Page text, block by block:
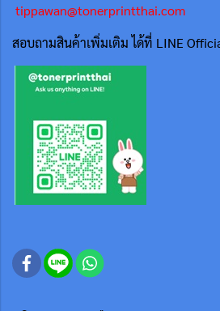
tippawan@tonerprintthai.com
สอบถามสินค้าเพิ่มเติม ได้ที่ LINE